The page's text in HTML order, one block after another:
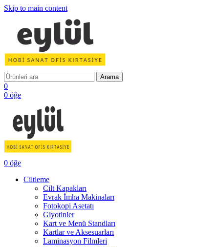
Skip to main content
Arama
0
0 öğe
0 öğe
Ciltleme
Cilt Kapakları
Evrak İmha Makinaları
Fotokopi Asetatı
Giyotinler
Kart ve Menü Standları
Kartlar ve Aksesuarları
Laminasyon Filmleri